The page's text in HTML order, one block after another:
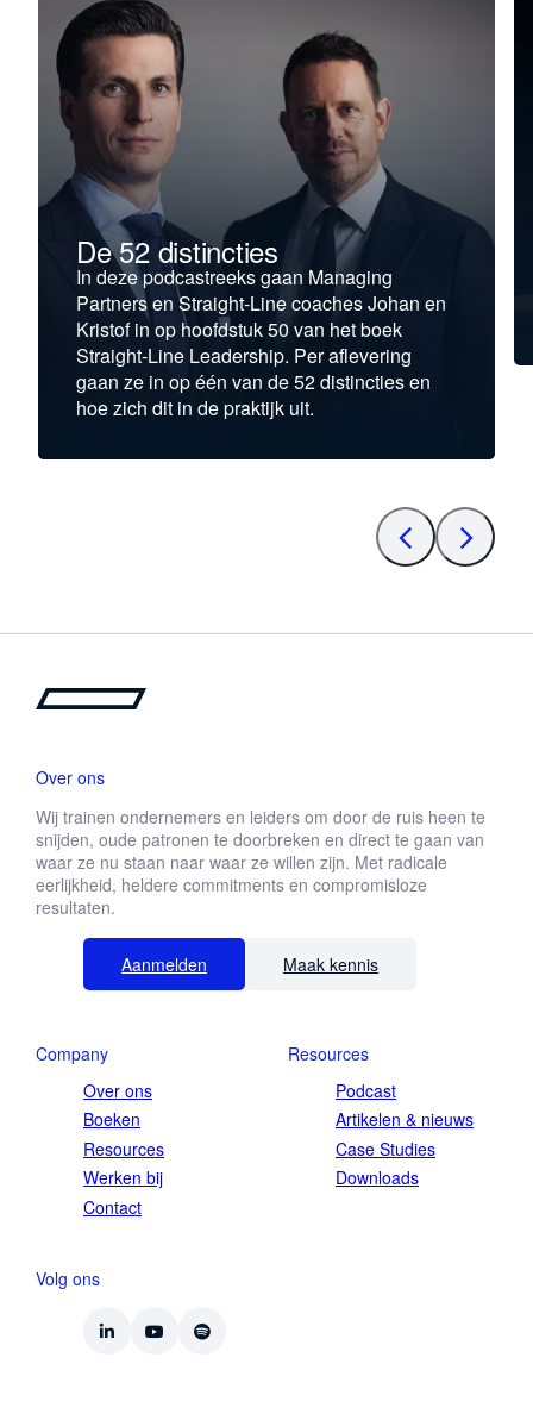
De 52 distincties
In deze podcastreeks gaan Managing
Partners en Straight-Line coaches Johan en
Kristof in op hoofdstuk 50 van het boek
Straight-Line Leadership. Per aflevering
gaan ze in op één van de 52 distincties en
hoe zich dit in de praktijk uit.
Over ons
Wij trainen ondernemers en leiders om door de ruis heen te
snijden, oude patronen te doorbreken en direct te gaan van
waar ze nu staan naar waar ze willen zijn. Met radicale
eerlijkheid, heldere commitments en compromisloze
resultaten.
Aanmelden Maak kennis
Company
Over ons
Boeken
Resources
Werken bij
Contact
Resources
Podcast
Artikelen & nieuws
Case Studies
Downloads
Volg ons